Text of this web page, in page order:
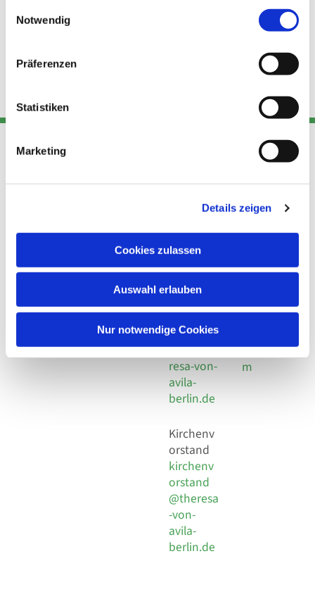
Notwendig
Präferenzen
Statistiken
Marketing
Details zeigen
Cookies zulassen
Auswahl erlauben
Nur notwendige Cookies
Adresse
Kirchengemeinde Pfarrei
Hl. Theresa von Avila Berlin
Leitender Pfarrer - Norbert
Behaimstr. 39
Kont
Telefon
+49 30
924 64 28
Fax +49
30 924 54
18
E-Mail
info@the
resa-von-
avila-
berlin.de
Kirchenv
orstand
kirchenv
orstand
@theresa
-von-
avila-
berlin.de
Links
Datensch
utz
Social
Impressu
m